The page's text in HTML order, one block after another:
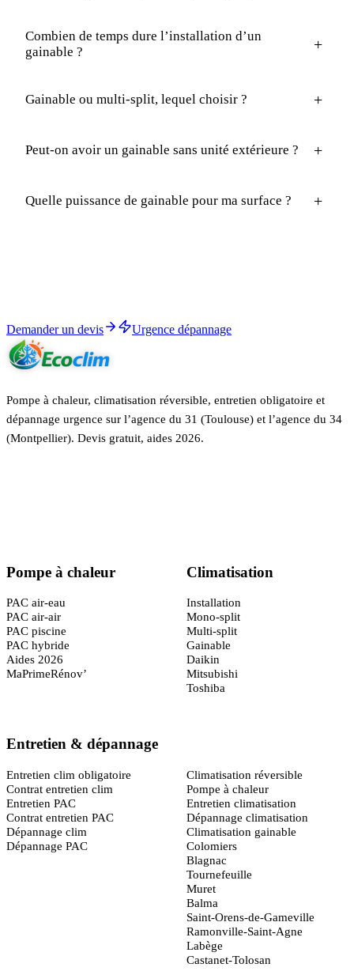
Combien de temps dure l’installation d’un
gainable ?
+
Gainable ou multi-split, lequel choisir ? +
Peut-on avoir un gainable sans unité extérieure ? +
Quelle puissance de gainable pour ma surface ? +
Demander un devis Urgence dépannage
Pompe à chaleur, climatisation réversible, entretien obligatoire et
dépannage urgence sur l’agence du 31 (Toulouse) et l’agence du 34
(Montpellier). Devis gratuit, aides 2026.
Pompe à chaleur
PAC air-eau
PAC air-air
PAC piscine
PAC hybride
Aides 2026
MaPrimeRénov’
Climatisation
Installation
Mono-split
Multi-split
Gainable
Daikin
Mitsubishi
Toshiba
Entretien & dépannage
Entretien clim obligatoire
Contrat entretien clim
Entretien PAC
Contrat entretien PAC
Dépannage clim
Dépannage PAC
Climatisation réversible
Pompe à chaleur
Entretien climatisation
Dépannage climatisation
Climatisation gainable
Colomiers
Blagnac
Tournefeuille
Muret
Balma
Saint-Orens-de-Gameville
Ramonville-Saint-Agne
Labège
Castanet-Tolosan